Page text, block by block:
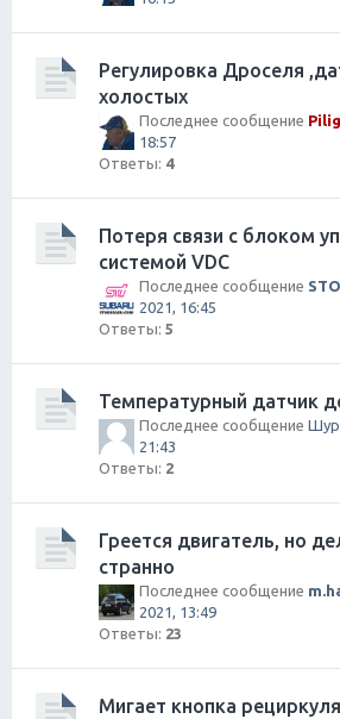
Регулировка Дроселя
холостых
Последнее сообщение
18:57
Ответы: 4
Потеря связи с блоком
системой VDC
Последнее сообщение
2021, 16:45
Ответы: 5
Температурный датчик
Последнее сообщение
21:43
Ответы: 2
Греется двигатель, но
странно
Последнее сообщение
2021, 13:49
Ответы: 23
Мигает кнопка